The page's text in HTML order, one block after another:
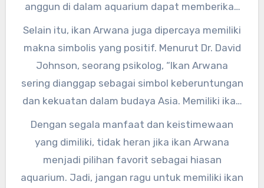
anggun di dalam aquarium dapat memberikan
efek relaksasi dan mengurangi stres bagi
pemiliknya.”
Selain itu, ikan Arwana juga dipercaya memiliki
makna simbolis yang positif. Menurut Dr. David
Johnson, seorang psikolog, “Ikan Arwana
sering dianggap sebagai simbol keberuntungan
dan kekuatan dalam budaya Asia. Memiliki ikan
Arwana di rumah dapat membawa
keberuntungan bagi pemiliknya.”
Dengan segala manfaat dan keistimewaan
yang dimiliki, tidak heran jika ikan Arwana
menjadi pilihan favorit sebagai hiasan
aquarium. Jadi, jangan ragu untuk memiliki ikan